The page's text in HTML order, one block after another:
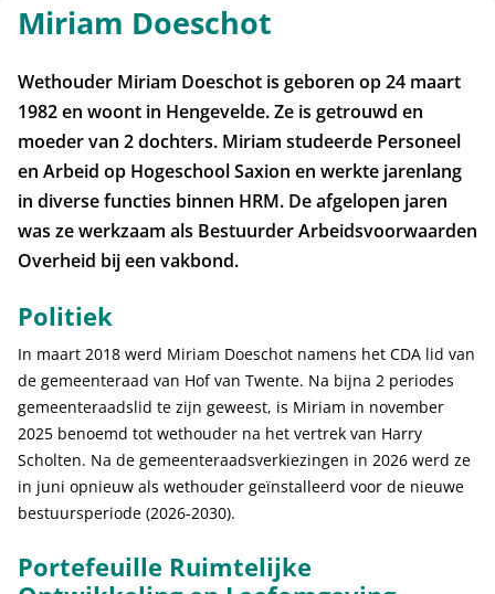
Miriam Doeschot
Wethouder Miriam Doeschot is geboren op 24 maart
1982 en woont in Hengevelde. Ze is getrouwd en
moeder van 2 dochters. Miriam studeerde Personeel
en Arbeid op Hogeschool Saxion en werkte jarenlang
in diverse functies binnen HRM. De afgelopen jaren
was ze werkzaam als Bestuurder Arbeidsvoorwaarden
Overheid bij een vakbond.
Politiek
In maart 2018 werd Miriam Doeschot namens het CDA lid van
de gemeenteraad van Hof van Twente. Na bijna 2 periodes
gemeenteraadslid te zijn geweest, is Miriam in november
2025 benoemd tot wethouder na het vertrek van Harry
Scholten. Na de gemeenteraadsverkiezingen in 2026 werd ze
in juni opnieuw als wethouder geïnstalleerd voor de nieuwe
bestuursperiode (2026-2030).
Portefeuille Ruimtelijke